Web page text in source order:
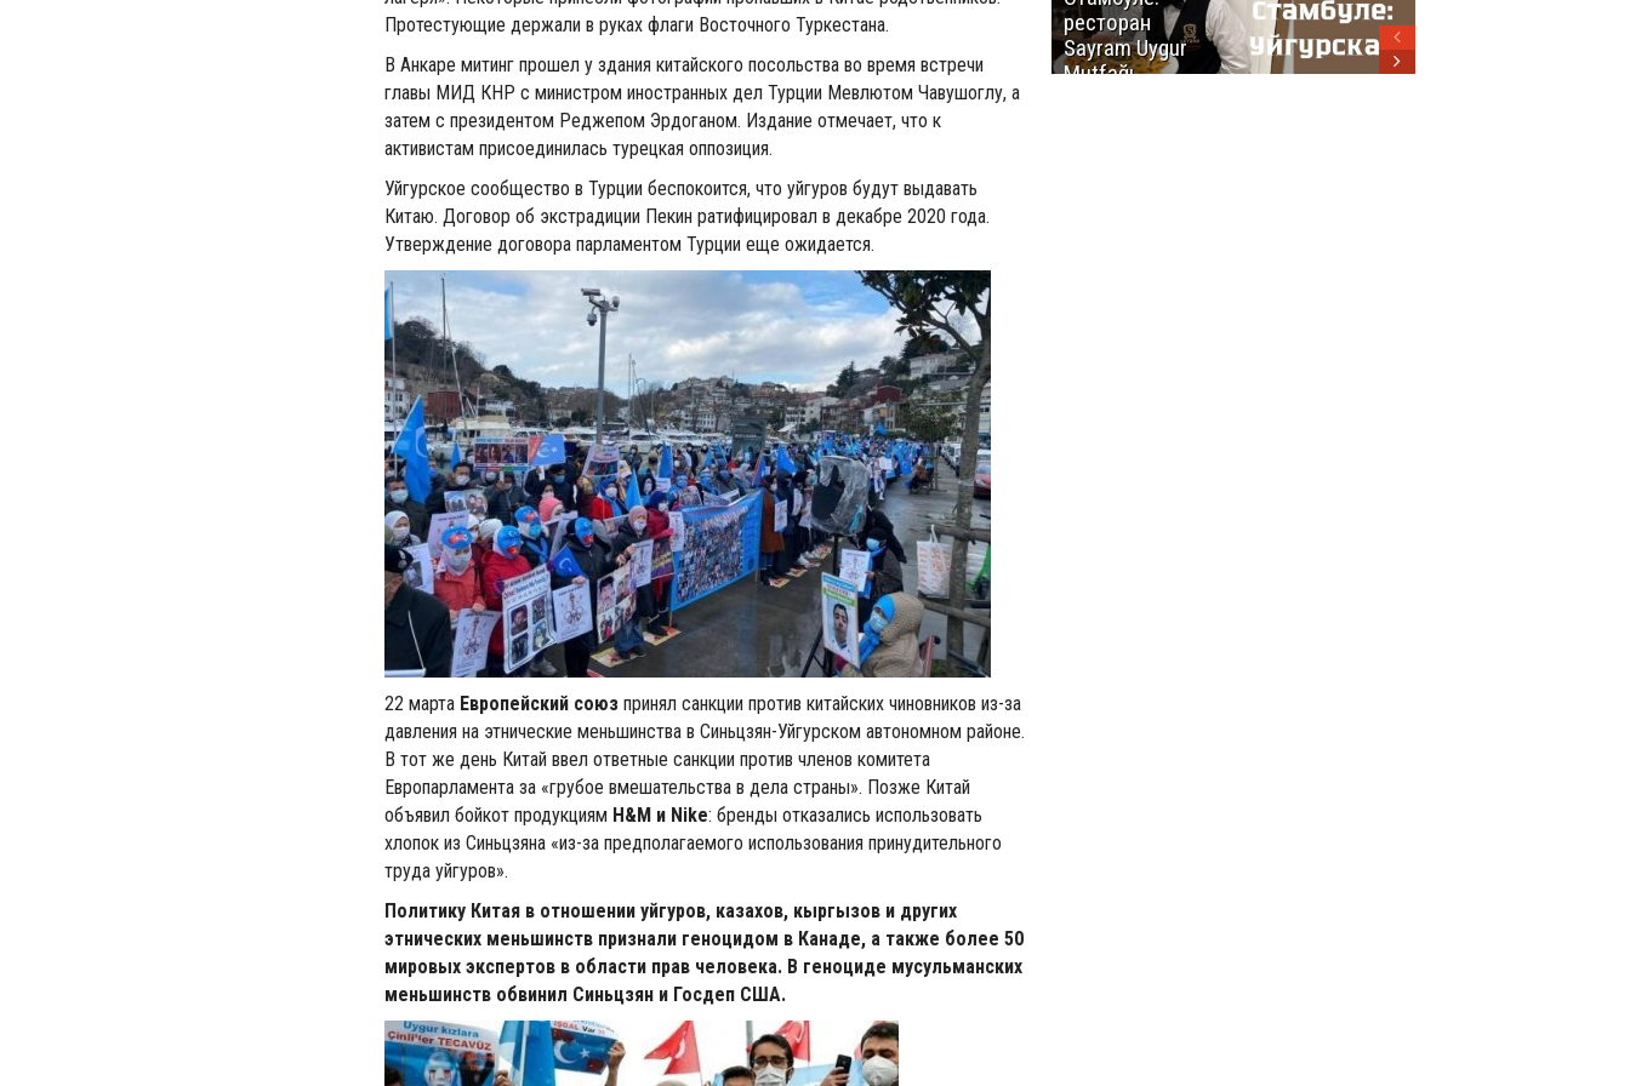
Протестующие держали в руках флаги Восточного Туркестана.
В Анкаре митинг прошел у здания китайского посольства во время встречи
главы МИД КНР с министром иностранных дел Турции Мевлютом Чавушоглу, а
затем с президентом Реджепом Эрдоганом. Издание отмечает, что к
активистам присоединилась турецкая оппозиция.
Уйгурское сообщество в Турции беспокоится, что уйгуров будут выдавать
Китаю. Договор об экстрадиции Пекин ратифицировал в декабре 2020 года.
Утверждение договора парламентом Турции еще ожидается.
22 марта Европейский союз принял санкции против китайских чиновников из-за
давления на этнические меньшинства в Синьцзян-Уйгурском автономном районе.
В тот же день Китай ввел ответные санкции против членов комитета
Европарламента за «грубое вмешательства в дела страны». Позже Китай
объявил бойкот продукциям H&M и Nike: бренды отказались использовать
хлопок из Синьцзяна «из-за предполагаемого использования принудительного
труда уйгуров».
Политику Китая в отношении уйгуров, казахов, кыргызов и других
этнических меньшинств признали геноцидом в Канаде, а также более 50
мировых экспертов в области прав человека. В геноциде мусульманских
меньшинств обвинил Синьцзян и Госдеп США.
ресторан
Sayram Uygur
Mutfağı